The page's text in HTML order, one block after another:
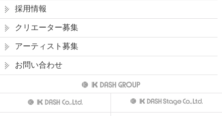
採用情報
クリエーター募集
アーティスト募集
お問い合わせ